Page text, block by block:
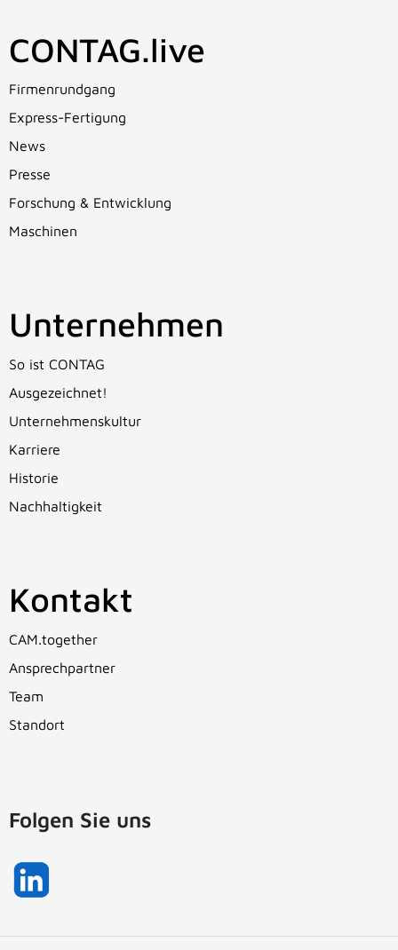
CONTAG.live
Firmenrundgang
Express-Fertigung
News
Presse
Forschung & Entwicklung
Maschinen
Unternehmen
So ist CONTAG
Ausgezeichnet!
Unternehmenskultur
Karriere
Historie
Nachhaltigkeit
Kontakt
CAM.together
Ansprechpartner
Team
Standort
Folgen Sie uns